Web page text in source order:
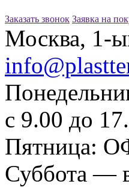
Заказать звонок Заявка на
Москва, 1-
с 9.00 до
Пятница:
Суббота —